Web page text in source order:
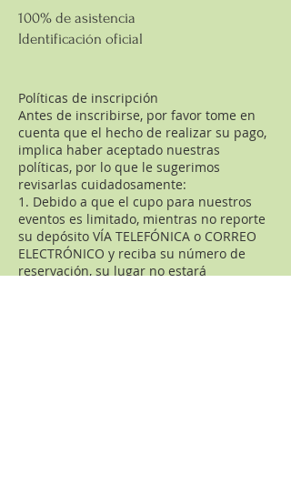
100% de asistencia
Identificación oficial
Políticas de inscripción
Antes de inscribirse, por favor tome en
cuenta que el hecho de realizar su pago,
implica haber aceptado nuestras
políticas, por lo que le sugerimos
revisarlas cuidadosamente:
1. Debido a que el cupo para nuestros
eventos es limitado, mientras no reporte
su depósito VÍA TELEFÓNICA o CORREO
ELECTRÓNICO y reciba su número de
reservación, su lugar no estará